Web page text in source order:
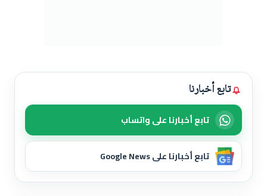
تابع أخبارنا
تابع أخبارنا على واتساب
تابع أخبارنا على Google News